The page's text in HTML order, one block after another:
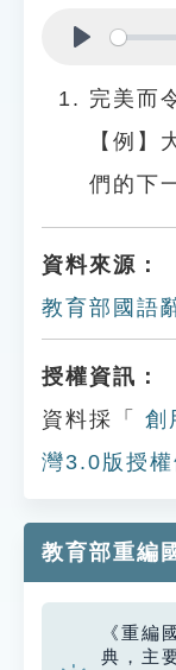
完美而
【例】
們的下
資料來源：
教育部國語
授權資訊：
資料採「
創
灣3.0版授權
教育部重編
《重編
典，主